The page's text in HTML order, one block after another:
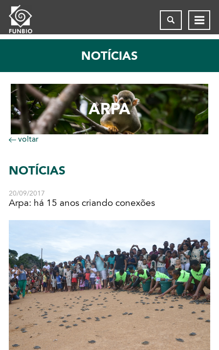
NOTÍCIAS
ARPA
voltar
NOTÍCIAS
20/09/2017
Arpa: há 15 anos criando conexões